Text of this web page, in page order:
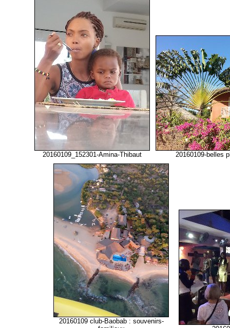
20160109_152301-Amina-Thibaut 20160109-belles
20160109 club-Baobab : souvenirs-